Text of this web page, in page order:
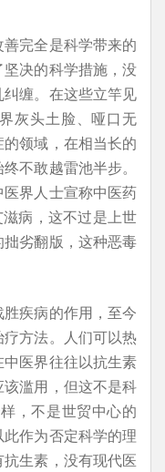
完全是科学带来的
决的科学措施，没
缠。在这些立竿见
灰头土脸、哑口无
领域，在相当长的
不敢越雷池半步。
界人士宣称中医药
病，这不过是上世
劣翻版，这种恶毒
疾病的作用，至今
方法。人们可以热
医界往往以抗生素
滥用，但这不是科
，不是世贸中心的
作为否定科学的理
生素，没有现代医